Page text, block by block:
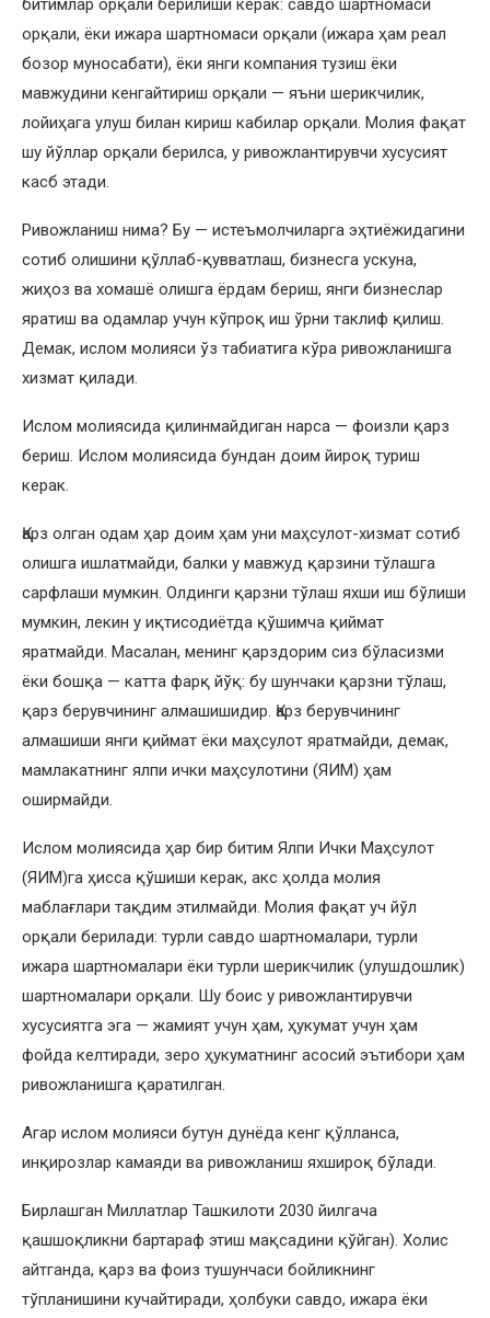
битимлар орқали берилиши керак: савдо шартномаси
орқали, ёки ижара шартномаси орқали (ижара ҳам реал
бозор муносабати), ёки янги компания тузиш ёки
мавжудини кенгайтириш орқали — яъни шерикчилик,
лойиҳага улуш билан кириш кабилар орқали. Молия фақат
шу йўллар орқали берилса, у ривожлантирувчи хусусият
касб этади.
Ривожланиш нима? Бу — истеъмолчиларга эҳтиёжидагини
сотиб олишини қўллаб-қувватлаш, бизнесга ускуна,
жиҳоз ва хомашё олишга ёрдам бериш, янги бизнеслар
яратиш ва одамлар учун кўпроқ иш ўрни таклиф қилиш.
Демак, ислом молияси ўз табиатига кўра ривожланишга
хизмат қилади.
Ислом молиясида қилинмайдиган нарса — фоизли қарз
бериш. Ислом молиясида бундан доим йироқ туриш
керак.
Қарз олган одам ҳар доим ҳам уни маҳсулот-хизмат сотиб
олишга ишлатмайди, балки у мавжуд қарзини тўлашга
сарфлаши мумкин. Олдинги қарзни тўлаш яхши иш бўлиши
мумкин, лекин у иқтисодиётда қўшимча қиймат
яратмайди. Масалан, менинг қарздорим сиз бўласизми
ёки бошқа — катта фарқ йўқ: бу шунчаки қарзни тўлаш,
қарз берувчининг алмашишидир. Қарз берувчининг
алмашиши янги қиймат ёки маҳсулот яратмайди, демак,
мамлакатнинг ялпи ички маҳсулотини (ЯИМ) ҳам
оширмайди.
Ислом молиясида ҳар бир битим Ялпи Ички Маҳсулот
(ЯИМ)га ҳисса қўшиши керак, акс ҳолда молия
маблағлари тақдим этилмайди. Молия фақат уч йўл
орқали берилади: турли савдо шартномалари, турли
ижара шартномалари ёки турли шерикчилик (улушдошлик)
шартномалари орқали. Шу боис у ривожлантирувчи
хусусиятга эга — жамият учун ҳам, ҳукумат учун ҳам
фойда келтиради, зеро ҳукуматнинг асосий эътибори ҳам
ривожланишга қаратилган.
Агар ислом молияси бутун дунёда кенг қўлланса,
инқирозлар камаяди ва ривожланиш яхшироқ бўлади.
Бирлашган Миллатлар Ташкилоти 2030 йилгача
қашшоқликни бартараф этиш мақсадини қўйган). Холис
айтганда, қарз ва фоиз тушунчаси бойликнинг
тўпланишини кучайтиради, ҳолбуки савдо, ижара ёки